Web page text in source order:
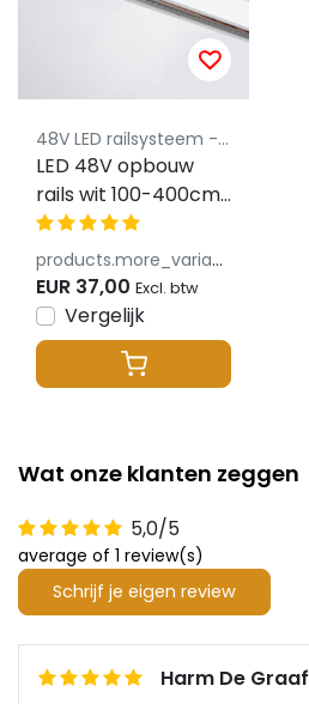
48V LED railsysteem - Powergear
LED 48V opbouw
rails wit 100-400cm
- Wit
products.more_variants_available
EUR 37,00 Excl. btw
Vergelijk
Wat onze klanten zeggen
5,0/5
average of 1 review(s)
Schrijf je eigen review
Harm De Graaf